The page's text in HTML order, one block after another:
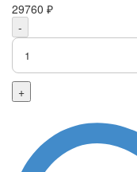
29760 ₽
-
+